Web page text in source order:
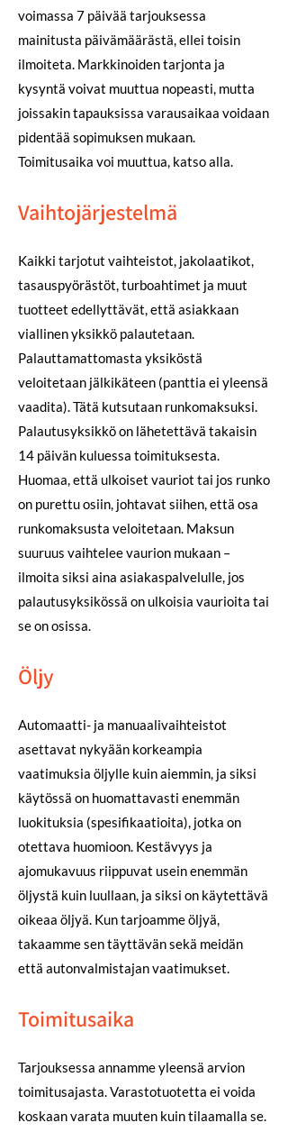
voimassa 7 päivää tarjouksessa
mainitusta päivämäärästä, ellei toisin
ilmoiteta. Markkinoiden tarjonta ja
kysyntä voivat muuttua nopeasti, mutta
joissakin tapauksissa varausaikaa voidaan
pidentää sopimuksen mukaan.
Toimitusaika voi muuttua, katso alla.
Vaihtojärjestelmä
Kaikki tarjotut vaihteistot, jakolaatikot,
tasauspyörästöt, turboahtimet ja muut
tuotteet edellyttävät, että asiakkaan
viallinen yksikkö palautetaan.
Palauttamattomasta yksiköstä
veloitetaan jälkikäteen (panttia ei yleensä
vaadita). Tätä kutsutaan runkomaksuksi.
Palautusyksikkö on lähetettävä takaisin
14 päivän kuluessa toimituksesta.
Huomaa, että ulkoiset vauriot tai jos runko
on purettu osiin, johtavat siihen, että osa
runkomaksusta veloitetaan. Maksun
suuruus vaihtelee vaurion mukaan –
ilmoita siksi aina asiakaspalvelulle, jos
palautusyksikössä on ulkoisia vaurioita tai
se on osissa.
Öljy
Automaatti- ja manuaalivaihteistot
asettavat nykyään korkeampia
vaatimuksia öljylle kuin aiemmin, ja siksi
käytössä on huomattavasti enemmän
luokituksia (spesifikaatioita), jotka on
otettava huomioon. Kestävyys ja
ajomukavuus riippuvat usein enemmän
öljystä kuin luullaan, ja siksi on käytettävä
oikeaa öljyä. Kun tarjoamme öljyä,
takaamme sen täyttävän sekä meidän
että autonvalmistajan vaatimukset.
Toimitusaika
Tarjouksessa annamme yleensä arvion
toimitusajasta. Varastotuotetta ei voida
koskaan varata muuten kuin tilaamalla se.